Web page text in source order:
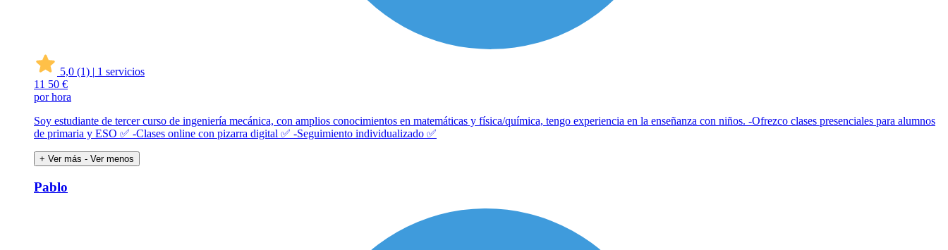
5,0 (1) | 1 servicios
11 50 €
por hora
Soy estudiante de tercer curso de ingeniería mecánica, con amplios conocimientos en matemáticas y física/química, tengo experiencia en la enseñanza con niños. -Ofrezco clases presenciales para alumnos
de primaria y ESO ✅ -Clases online con pizarra digital ✅ -Seguimiento individualizado ✅
+ Ver más - Ver menos
Pablo